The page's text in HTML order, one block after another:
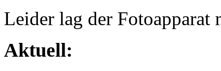
Leider lag der Fotoapparat
Aktuell: